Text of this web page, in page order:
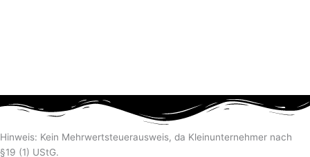
Hinweis: Kein Mehrwertsteuerausweis, da Kleinunternehmer nach
§19 (1) UStG.